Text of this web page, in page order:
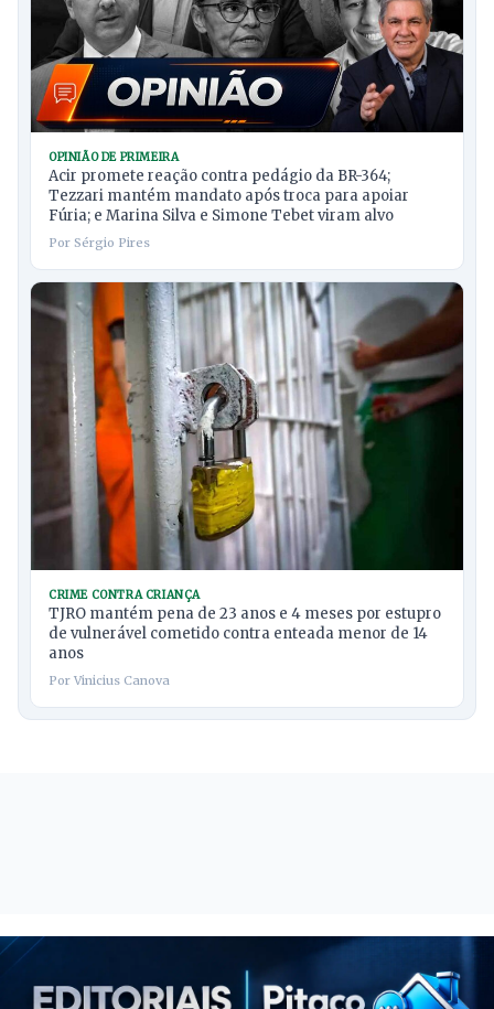
OPINIÃO DE PRIMEIRA
Acir promete reação contra pedágio da BR-364;
Tezzari mantém mandato após troca para apoiar
Fúria; e Marina Silva e Simone Tebet viram alvo
Por Sérgio Pires
CRIME CONTRA CRIANÇA
TJRO mantém pena de 23 anos e 4 meses por estupro
de vulnerável cometido contra enteada menor de 14
anos
Por Vinicius Canova